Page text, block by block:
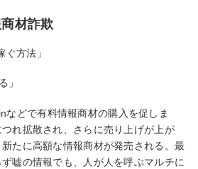
材詐欺
ぐ方法」
」
などで有料情報商材の購入を促しま
れ拡散され、さらに売り上げが上が
たに高額な情報商材が発売される。最
嘘の情報でも、人が人を呼ぶマルチに